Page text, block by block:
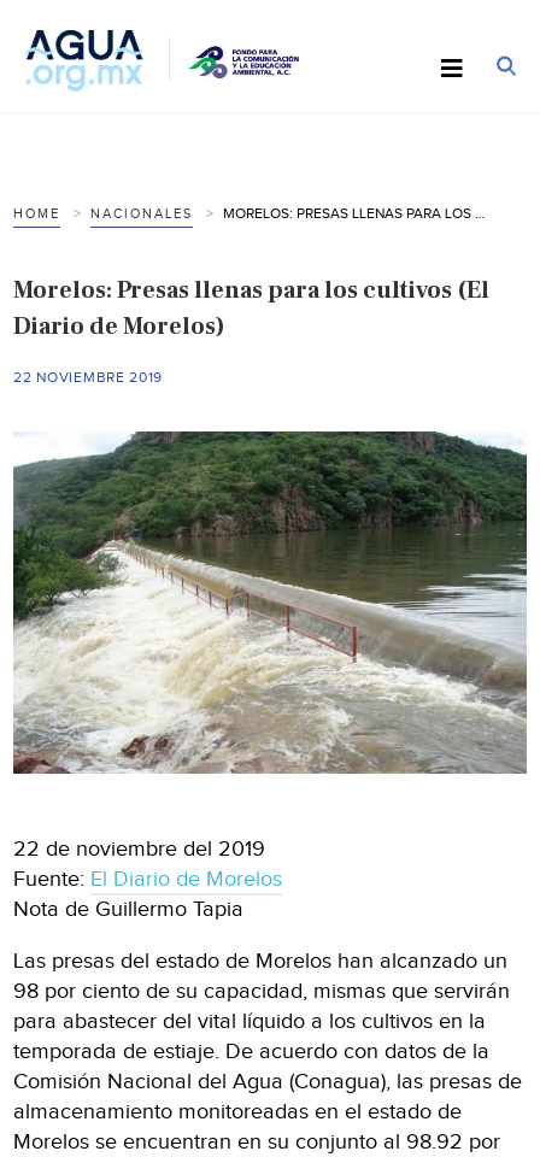
HOME NACIONALES
Morelos: Presas llenas para los cultivos (El
Diario de Morelos)
22 NOVIEMBRE 2019
22 de noviembre del 2019
Fuente: El Diario de Morelos
Nota de Guillermo Tapia
Las presas del estado de Morelos han alcanzado un
98 por ciento de su capacidad, mismas que servirán
para abastecer del vital líquido a los cultivos en la
temporada de estiaje. De acuerdo con datos de la
Comisión Nacional del Agua (Conagua), las presas de
almacenamiento monitoreadas en el estado de
Morelos se encuentran en su conjunto al 98.92 por